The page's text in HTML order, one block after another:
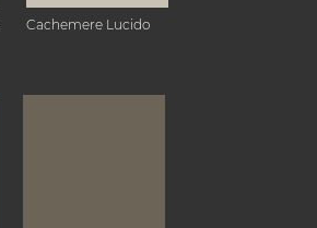
Cachemere Lucido